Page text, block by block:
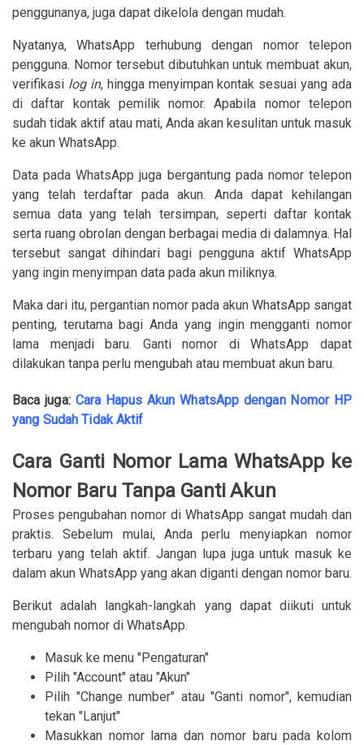
penggunanya, juga dapat dikelola dengan mudah.
Nyatanya, WhatsApp terhubung dengan nomor telepon
pengguna. Nomor tersebut dibutuhkan untuk membuat akun,
verifikasi log in, hingga menyimpan kontak sesuai yang ada
di daftar kontak pemilik nomor. Apabila nomor telepon
sudah tidak aktif atau mati, Anda akan kesulitan untuk masuk
ke akun WhatsApp.
Data pada WhatsApp juga bergantung pada nomor telepon
yang telah terdaftar pada akun. Anda dapat kehilangan
semua data yang telah tersimpan, seperti daftar kontak
serta ruang obrolan dengan berbagai media di dalamnya. Hal
tersebut sangat dihindari bagi pengguna aktif WhatsApp
yang ingin menyimpan data pada akun miliknya.
Maka dari itu, pergantian nomor pada akun WhatsApp sangat
penting, terutama bagi Anda yang ingin mengganti nomor
lama menjadi baru. Ganti nomor di WhatsApp dapat
dilakukan tanpa perlu mengubah atau membuat akun baru.
Baca juga: Cara Hapus Akun WhatsApp dengan Nomor HP
yang Sudah Tidak Aktif
Cara Ganti Nomor Lama WhatsApp ke
Nomor Baru Tanpa Ganti Akun
Proses pengubahan nomor di WhatsApp sangat mudah dan
praktis. Sebelum mulai, Anda perlu menyiapkan nomor
terbaru yang telah aktif. Jangan lupa juga untuk masuk ke
dalam akun WhatsApp yang akan diganti dengan nomor baru.
Berikut adalah langkah-langkah yang dapat diikuti untuk
mengubah nomor di WhatsApp.
Masuk ke menu "Pengaturan"
Pilih "Account" atau "Akun"
Pilih "Change number" atau "Ganti nomor", kemudian
tekan "Lanjut"
Masukkan nomor lama dan nomor baru pada kolom